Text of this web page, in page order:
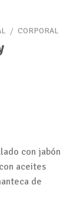
/ CORPORAL
con jabón
aceites
de